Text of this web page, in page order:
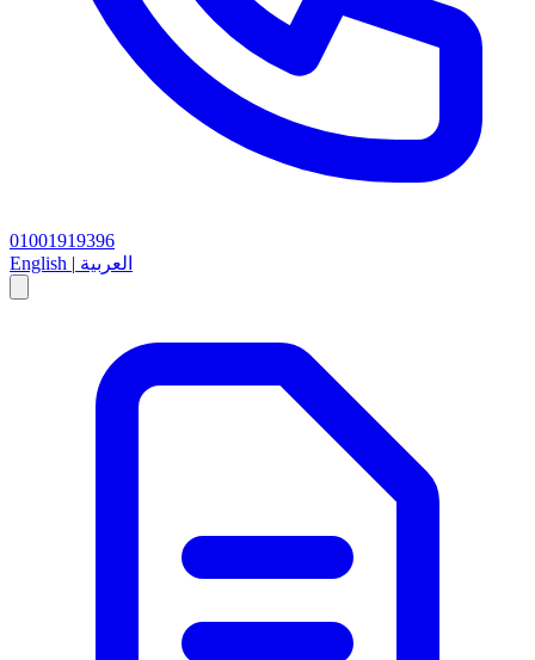
01001919396
English | العربية